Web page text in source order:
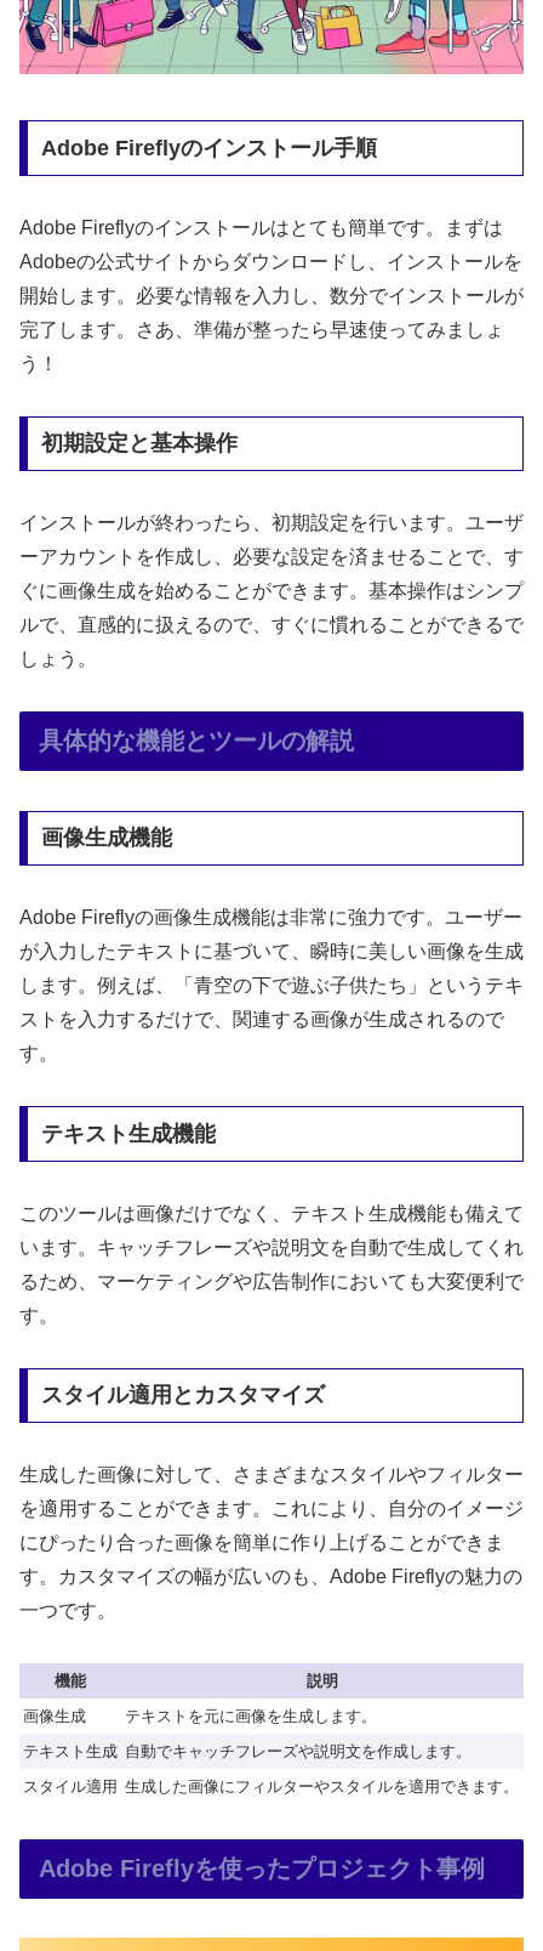
Adobe Fireflyのインストール手順
Adobe Fireflyのインストールはとても簡単です。まずは
Adobeの公式サイトからダウンロードし、インストールを
開始します。必要な情報を入力し、数分でインストールが
完了します。さあ、準備が整ったら早速使ってみましょ
う！
初期設定と基本操作
インストールが終わったら、初期設定を行います。ユーザ
ーアカウントを作成し、必要な設定を済ませることで、す
ぐに画像生成を始めることができます。基本操作はシンプ
ルで、直感的に扱えるので、すぐに慣れることができるで
しょう。
具体的な機能とツールの解説
画像生成機能
Adobe Fireflyの画像生成機能は非常に強力です。ユーザー
が入力したテキストに基づいて、瞬時に美しい画像を生成
します。例えば、「青空の下で遊ぶ子供たち」というテキ
ストを入力するだけで、関連する画像が生成されるので
す。
テキスト生成機能
このツールは画像だけでなく、テキスト生成機能も備えて
います。キャッチフレーズや説明文を自動で生成してくれ
るため、マーケティングや広告制作においても大変便利で
す。
スタイル適用とカスタマイズ
生成した画像に対して、さまざまなスタイルやフィルター
を適用することができます。これにより、自分のイメージ
にぴったり合った画像を簡単に作り上げることができま
す。カスタマイズの幅が広いのも、Adobe Fireflyの魅力の
一つです。
機能
説明
画像生成
テキストを元に画像を生成します。
テキスト生成 自動でキャッチフレーズや説明文を作成します。
スタイル適用 生成した画像にフィルターやスタイルを適用できます。
Adobe Fireflyを使ったプロジェクト事例